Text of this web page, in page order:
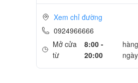
Xem chỉ đường
0924966666
Mở cửa
từ
8:00 -
20:00
hàng
ngày